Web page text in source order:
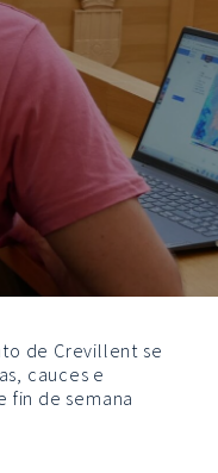
de Crevillent se
cauces e
fin de semana